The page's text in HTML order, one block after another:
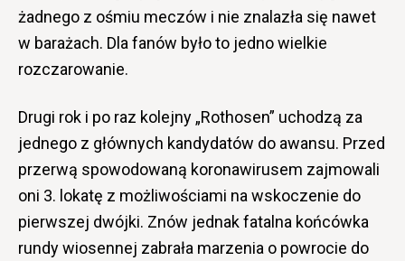
żadnego z ośmiu meczów i nie znalazła się nawet
w barażach. Dla fanów było to jedno wielkie
rozczarowanie.
Drugi rok i po raz kolejny „Rothosen” uchodzą za
jednego z głównych kandydatów do awansu. Przed
przerwą spowodowaną koronawirusem zajmowali
oni 3. lokatę z możliwościami na wskoczenie do
pierwszej dwójki. Znów jednak fatalna końcówka
rundy wiosennej zabrała marzenia o powrocie do